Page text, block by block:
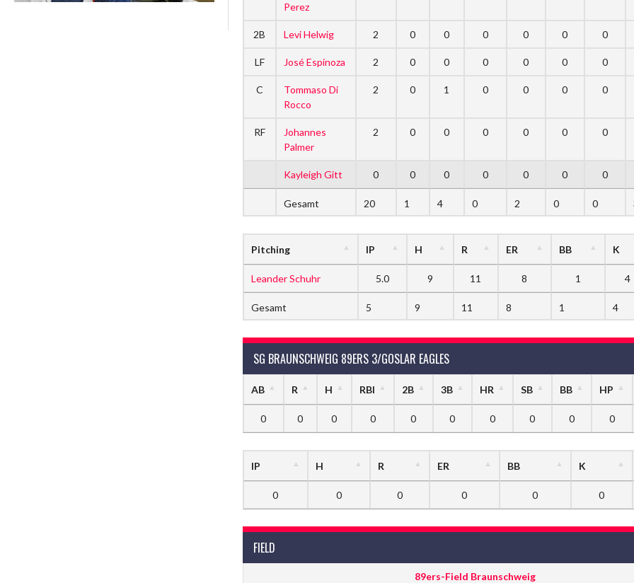
Perez
2B Levi Helwig 2 0 0 0 0 0 0
LF José Espinoza 2 0 0 0 0 0 0
C
Tommaso Di
Rocco
2 0 1 0 0 0 0
RF
Johannes
Palmer
2 0 0 0 0 0 0
Kayleigh Gitt 0 0 0 0 0 0 0
Gesamt 20 1 4 0 2 0 0
Pitching IP H R ER BB K
Leander Schuhr 5.0 9 11 8 1 4
Gesamt 5 9 11 8 1 4
SG BRAUNSCHWEIG 89ERS 3/GOSLAR EAGLES
AB R H RBI 2B 3B HR SB BB HP
0 0 0 0 0 0 0 0 0 0
IP H R ER BB K
0 0 0 0 0 0
FIELD
89ers-Field Braunschweig